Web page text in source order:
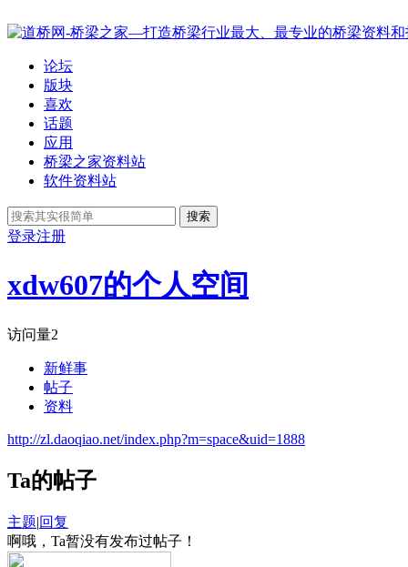
论坛
版块
喜欢
话题
应用
桥梁之家资料站
软件资料站
搜索
登录注册
xdw607的个人空间
访问量2
新鲜事
帖子
资料
http://zl.daoqiao.net/index.php?m=space&uid=1888
Ta的帖子
主题|回复
啊哦，Ta暂没有发布过帖子！